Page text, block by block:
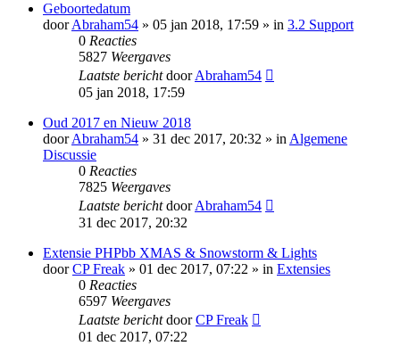
Geboortedatum
doorAbraham54 » 05 jan 2018, 17:59 » in 3.2 Support
0 Reacties
5827 Weergaves
Laatste berichtdoorAbraham54
05 jan 2018, 17:59
Oud 2017 en Nieuw 2018
doorAbraham54 » 31 dec 2017, 20:32 » inAlgemene
Discussie
0 Reacties
7825 Weergaves
Laatste berichtdoorAbraham54
31 dec 2017, 20:32
Extensie PHPbb XMAS & Snowstorm & Lights
doorCP Freak » 01 dec 2017, 07:22 » in Extensies
0 Reacties
6597 Weergaves
Laatste berichtdoorCP Freak
01 dec 2017, 07:22